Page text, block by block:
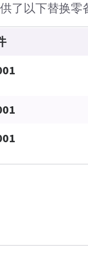
了以下替换